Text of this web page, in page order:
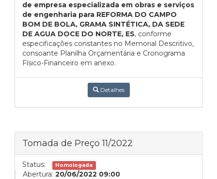
de empresa especializada em obras e serviços
de engenharia para REFORMA DO CAMPO
BOM DE BOLA, GRAMA SINTÉTICA, DA SEDE
DE AGUA DOCE DO NORTE, ES, conforme
especificações constantes no Memorial Descritivo,
consoante Planilha Orçamentária e Cronograma
Físico-Financeiro em anexo.
Detalhes
Tomada de Preço 11/2022
Status: Homologada
Abertura: 20/06/2022 09:00